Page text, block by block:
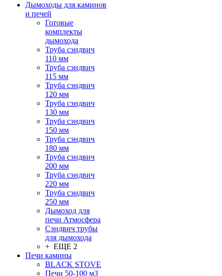
Дымоходы для каминов
и печей
Готовые
комплекты
дымохода
Труба сэндвич
110 мм
Труба сэндвич
115 мм
Труба сэндвич
120 мм
Труба сэндвич
130 мм
Труба сэндвич
150 мм
Труба сэндвич
180 мм
Труба сэндвич
200 мм
Труба сэндвич
220 мм
Труба сэндвич
250 мм
Дымоход для
печи Атмосфера
Сэндвич трубы
для дымохода
+ ЕЩЕ 2
Печи камины
BLACK STOVE
Печи 50-100 м3